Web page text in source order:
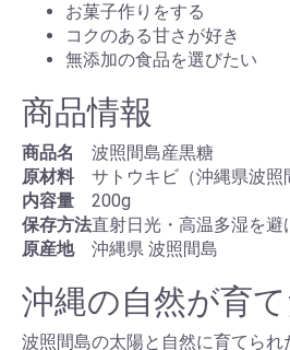
お菓子作りをする
コクのある甘さが好き
無添加の食品を選びたい
商品情報
商品名
波照間島産黒糖
原材料
サトウキビ（沖縄県波照
内容量
200g
保存方法直射日光・高温多湿を避
原産地
沖縄県 波照間島
沖縄の自然が育
波照間島の太陽と自然に育てられ